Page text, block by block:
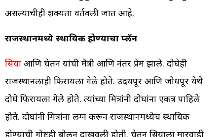
असल्याचीही शक्यता वर्तवली जात आहे.
राजस्थानमध्ये स्थायिक होण्याचा प्लॅन
सिया आणि चेतन यांची मैत्री आणि नंतर प्रेम झाले. दोघेही
राजस्थानलाही फिरायला गेले होते. उदयपूर आणि जोधपूर येथे
दोघे फिरायला गेले होते. त्यांच्या मित्रांनी दोघांना एकत्र पाहिले
होते. दोघांनी मित्रांना लग्न करून राजस्थानमध्येच स्थायिक
होण्याची गोष्टही बोलून दाखवली होती. चेतन सियाला मारवाडी